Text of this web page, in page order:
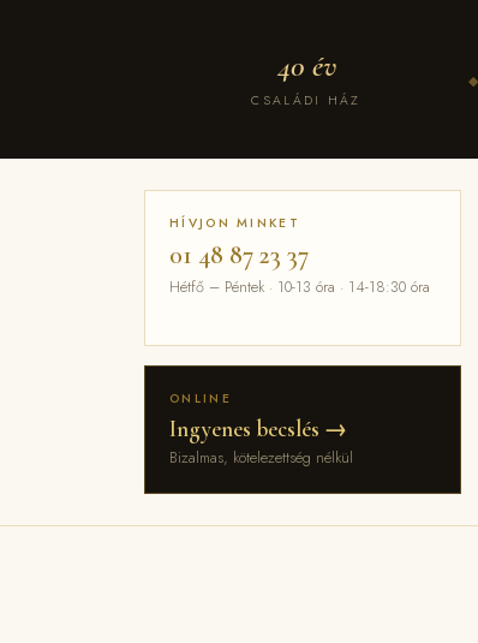
40 év
CSALÁDI HÁZ
◆
HÍVJON MINKET
01 48 87 23 37
Hétfő – Péntek · 10-13 óra · 14-18:30 óra
ONLINE
Ingyenes becslés →
Bizalmas, kötelezettség nélkül